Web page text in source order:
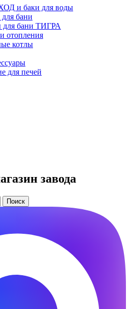
и баки для воды
бани
для бани ТИГРА
отопления
котлы
для печей
завода
Поиск